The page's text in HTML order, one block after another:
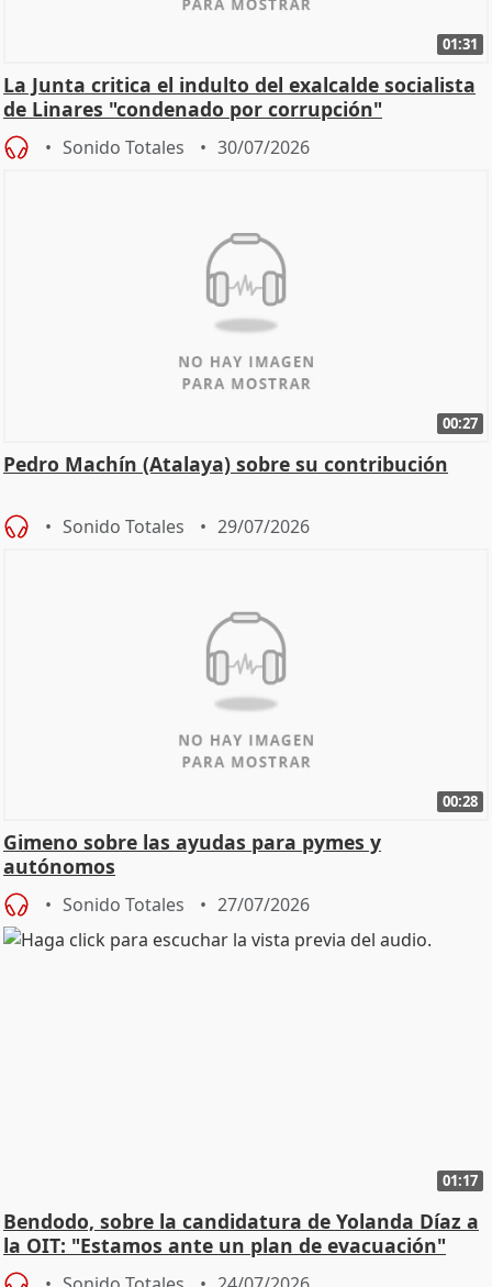
01:31
La Junta critica el indulto del exalcalde socialista
de Linares "condenado por corrupción"
Sonido Totales 30/07/2026
00:27
Pedro Machín (Atalaya) sobre su contribución
Sonido Totales 29/07/2026
00:28
Gimeno sobre las ayudas para pymes y
autónomos
Sonido Totales 27/07/2026
01:17
Bendodo, sobre la candidatura de Yolanda Díaz a
la OIT: "Estamos ante un plan de evacuación"